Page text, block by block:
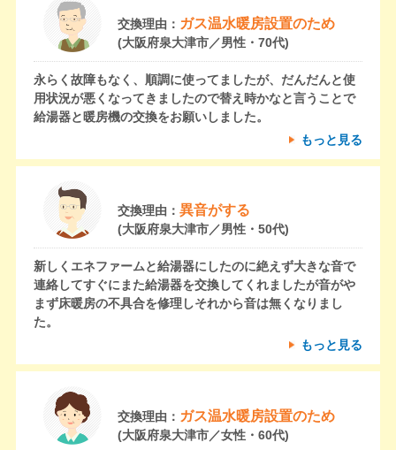
交換理由： ガス温水暖房設置のため
(大阪府泉大津市／男性・70代)
永らく故障もなく、順調に使ってましたが、だんだんと使
用状況が悪くなってきましたので替え時かなと言うことで
給湯器と暖房機の交換をお願いしました。
もっと見る
交換理由： 異音がする
(大阪府泉大津市／男性・50代)
新しくエネファームと給湯器にしたのに絶えず大きな音で
連絡してすぐにまた給湯器を交換してくれましたが音がや
まず床暖房の不具合を修理しそれから音は無くなりまし
た。
もっと見る
交換理由： ガス温水暖房設置のため
(大阪府泉大津市／女性・60代)